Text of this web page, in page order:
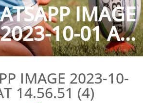
IMAGE
2023-10-01 A...
IMAGE 2023-10-
14.56.51 (4)